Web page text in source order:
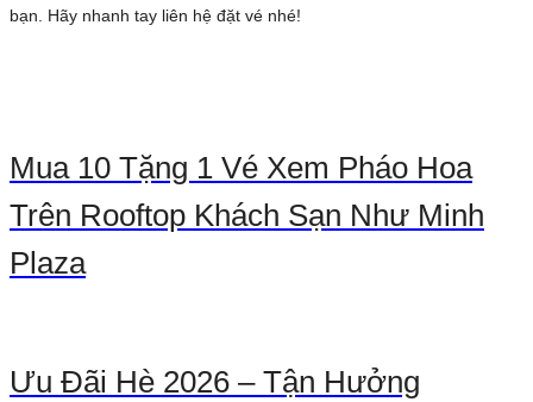
bạn. Hãy nhanh tay liên hệ đặt vé nhé!
Mua 10 Tặng 1 Vé Xem Pháo Hoa
Trên Rooftop Khách Sạn Như Minh
Plaza
Ưu Đãi Hè 2026 – Tận Hưởng